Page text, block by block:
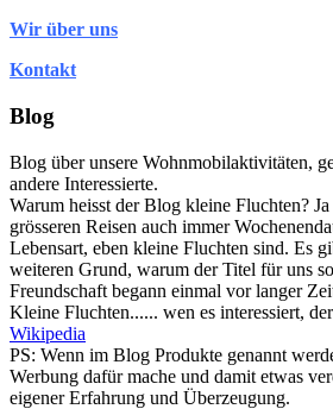
Wir über uns
Kontakt
Blog
Blog über unsere Wohnmobilaktivitäten,
andere Interessierte.
Warum heisst der Blog kleine Fluchten?
grösseren Reisen auch immer
Lebensart, eben kleine Fluchten sind. Es
weiteren Grund, warum der Titel für uns
Freundschaft begann einmal vor langer
Kleine Fluchten...... wen es interessiert,
Wikipedia
PS: Wenn im Blog Produkte genannt
Werbung dafür mache und damit etwas
eigener Erfahrung und Überzeugung.